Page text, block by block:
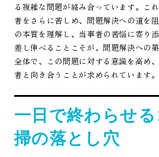
る複雑な問題が絡み合っています。こ
者をさらに苦しめ、問題解決への道を
の本質を理解し、当事者の苦悩に寄り
差し伸べることこそが、問題解決への
全体で、この問題に対する意識を高め
者と向き合うことが求められています。
一日で終わらせ
掃の落とし穴